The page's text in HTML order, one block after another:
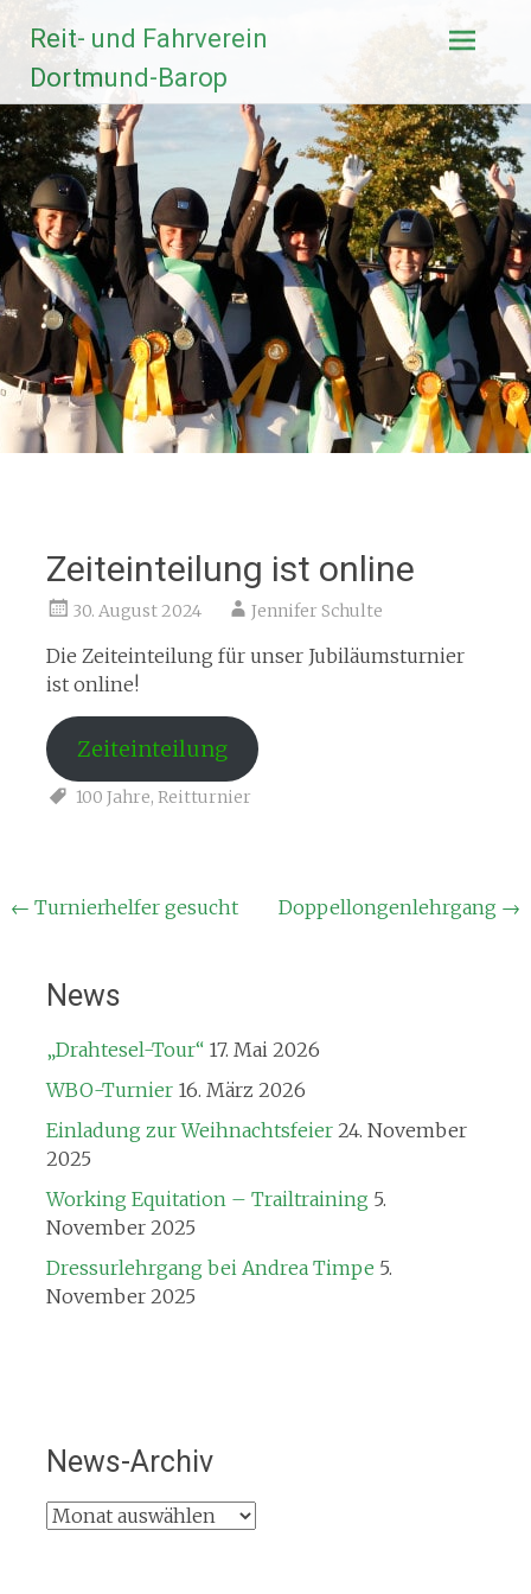
Inhalt
springen
Reit- und Fahrverein
Dortmund-Barop
Zeiteinteilung ist online
30. August 2024 Jennifer Schulte
Die Zeiteinteilung für unser Jubiläumsturnier
ist online!
Zeiteinteilung
100 Jahre, Reitturnier
Beitragsnavigation
← Turnierhelfer gesucht Doppellongenlehrgang →
News
„Drahtesel-Tour“ 17. Mai 2026
WBO-Turnier 16. März 2026
Einladung zur Weihnachtsfeier 24. November
2025
Working Equitation – Trailtraining 5.
November 2025
Dressurlehrgang bei Andrea Timpe 5.
November 2025
News-Archiv
News-